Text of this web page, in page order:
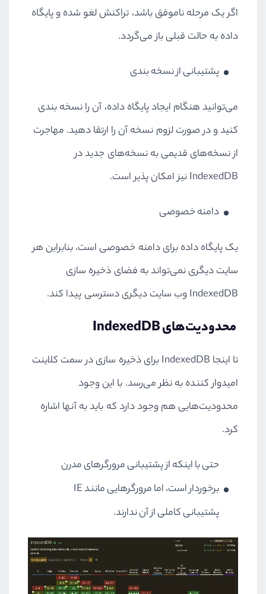
اگر یک مرحله ناموفق باشد، تراکنش لغو شده و پایگاه
داده به حالت قبلی باز می‌گردد.
پشتیبانی از نسخه بندی
می‌توانید هنگام ایجاد پایگاه داده، آن را نسخه بندی
کنید و در صورت لزوم نسخه آن را ارتقا دهید. مهاجرت
از نسخه‌های قدیمی به نسخه‌های جدید در
IndexedDBنیز امکان پذیر است.
دامنه خصوصی
یک پایگاه داده برای دامنه خصوصی است، بنابراین هر
سایت دیگری نمی‌تواند به فضای ذخیره سازی
IndexedDB وب سایت دیگری دسترسی پیدا کند.
محدودیت‌هایIndexedDB
تا اینجا IndexedDBبرای ذخیره سازی در سمت کلاینت
امیدوار کننده به نظر می‌رسد. با این وجود
محدودیت‌هایی هم وجود دارد که باید به آنها اشاره
کرد.
حتی با اینکه از پشتیبانی مرورگرهای مدرن
برخوردار است، اما مرورگرهایی مانندIE
پشتیبانی کاملی از آن ندارند.